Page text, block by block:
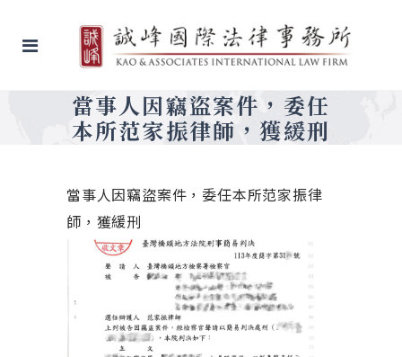
當事人因竊盜案件，委任
本所范家振律師，獲緩刑
當事人因竊盜案件，委任本所范家振律
師，獲緩刑